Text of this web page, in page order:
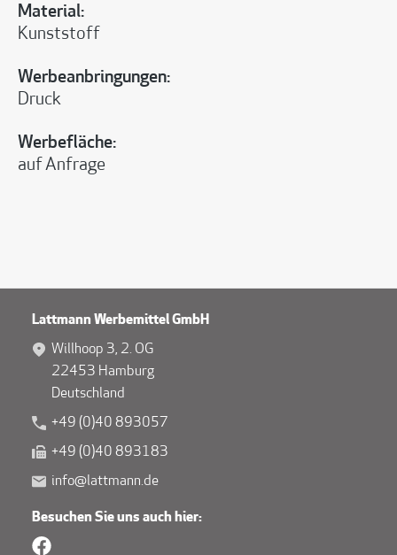
Material:
Kunststoff
Werbeanbringungen:
Druck
Werbefläche:
auf Anfrage
Lattmann Werbemittel GmbH
Willhoop 3, 2. OG
22453 Hamburg
Deutschland
+49 (0)40 893057
+49 (0)40 893183
info@lattmann.de
Besuchen Sie uns auch hier: